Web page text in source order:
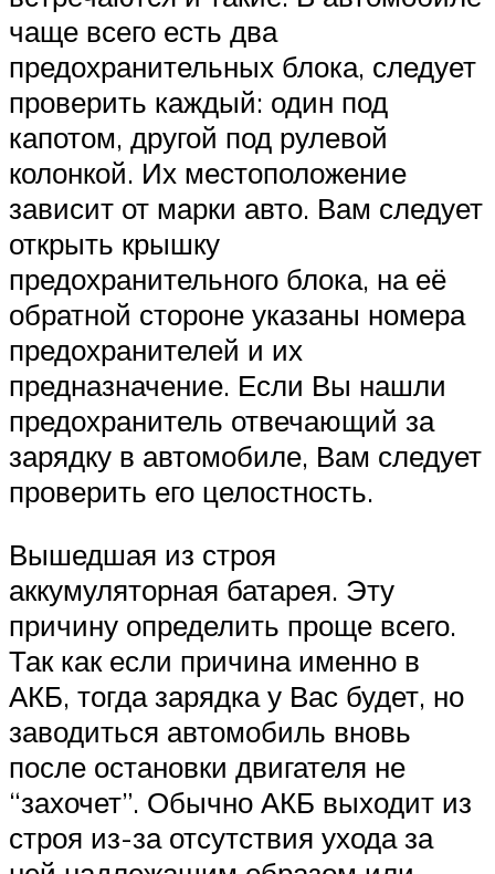
чаще всего есть два
предохранительных блока, следует
проверить каждый: один под
капотом, другой под рулевой
колонкой. Их местоположение
зависит от марки авто. Вам следует
открыть крышку
предохранительного блока, на её
обратной стороне указаны номера
предохранителей и их
предназначение. Если Вы нашли
предохранитель отвечающий за
зарядку в автомобиле, Вам следует
проверить его целостность.
Вышедшая из строя
аккумуляторная батарея. Эту
причину определить проще всего.
Так как если причина именно в
АКБ, тогда зарядка у Вас будет, но
заводиться автомобиль вновь
после остановки двигателя не
“захочет”. Обычно АКБ выходит из
строя из-за отсутствия ухода за